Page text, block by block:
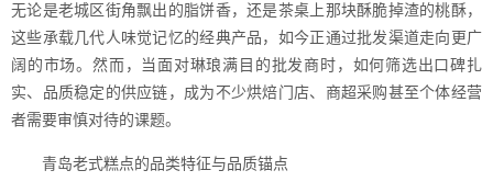
无论是老城区街角飘出的脂饼香，还是茶桌上那块酥脆掉渣的桃酥，
这些承载几代人味觉记忆的经典产品，如今正通过批发渠道走向更广
阔的市场。然而，当面对琳琅满目的批发商时，如何筛选出口碑扎
实、品质稳定的供应链，成为不少烘焙门店、商超采购甚至个体经营
者需要审慎对待的课题。
青岛老式糕点的品类特征与品质锚点